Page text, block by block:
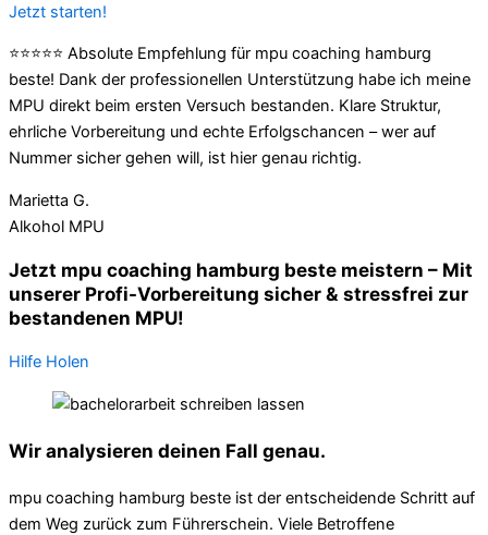
Jetzt starten!
⭐⭐⭐⭐⭐ Absolute Empfehlung für mpu coaching hamburg
beste! Dank der professionellen Unterstützung habe ich meine
MPU direkt beim ersten Versuch bestanden. Klare Struktur,
ehrliche Vorbereitung und echte Erfolgschancen – wer auf
Nummer sicher gehen will, ist hier genau richtig.
Marietta G.
Alkohol MPU
Jetzt mpu coaching hamburg beste meistern – Mit
unserer Profi-Vorbereitung sicher & stressfrei zur
bestandenen MPU!
Hilfe Holen
Wir analysieren deinen Fall genau.
mpu coaching hamburg beste ist der entscheidende Schritt auf
dem Weg zurück zum Führerschein. Viele Betroffene